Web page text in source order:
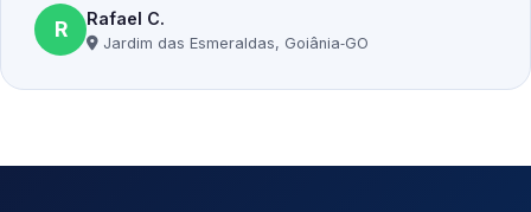
R Rafael C.
Jardim das Esmeraldas, Goiânia‑GO